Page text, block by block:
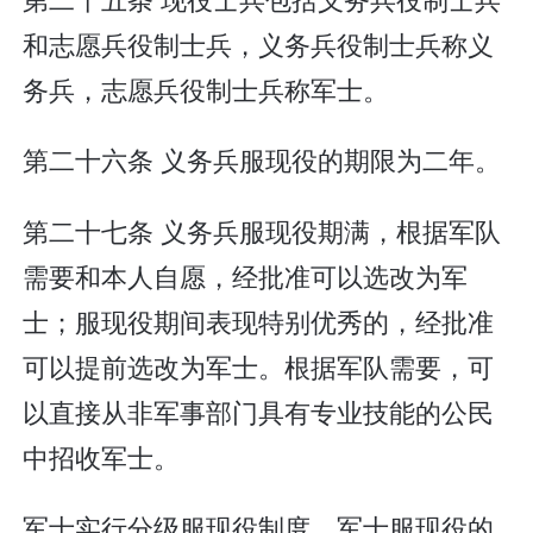
和志愿兵役制士兵，义务兵役制士兵称义
务兵，志愿兵役制士兵称军士。
第二十六条 义务兵服现役的期限为二年。
第二十七条 义务兵服现役期满，根据军队
需要和本人自愿，经批准可以选改为军
士；服现役期间表现特别优秀的，经批准
可以提前选改为军士。根据军队需要，可
以直接从非军事部门具有专业技能的公民
中招收军士。